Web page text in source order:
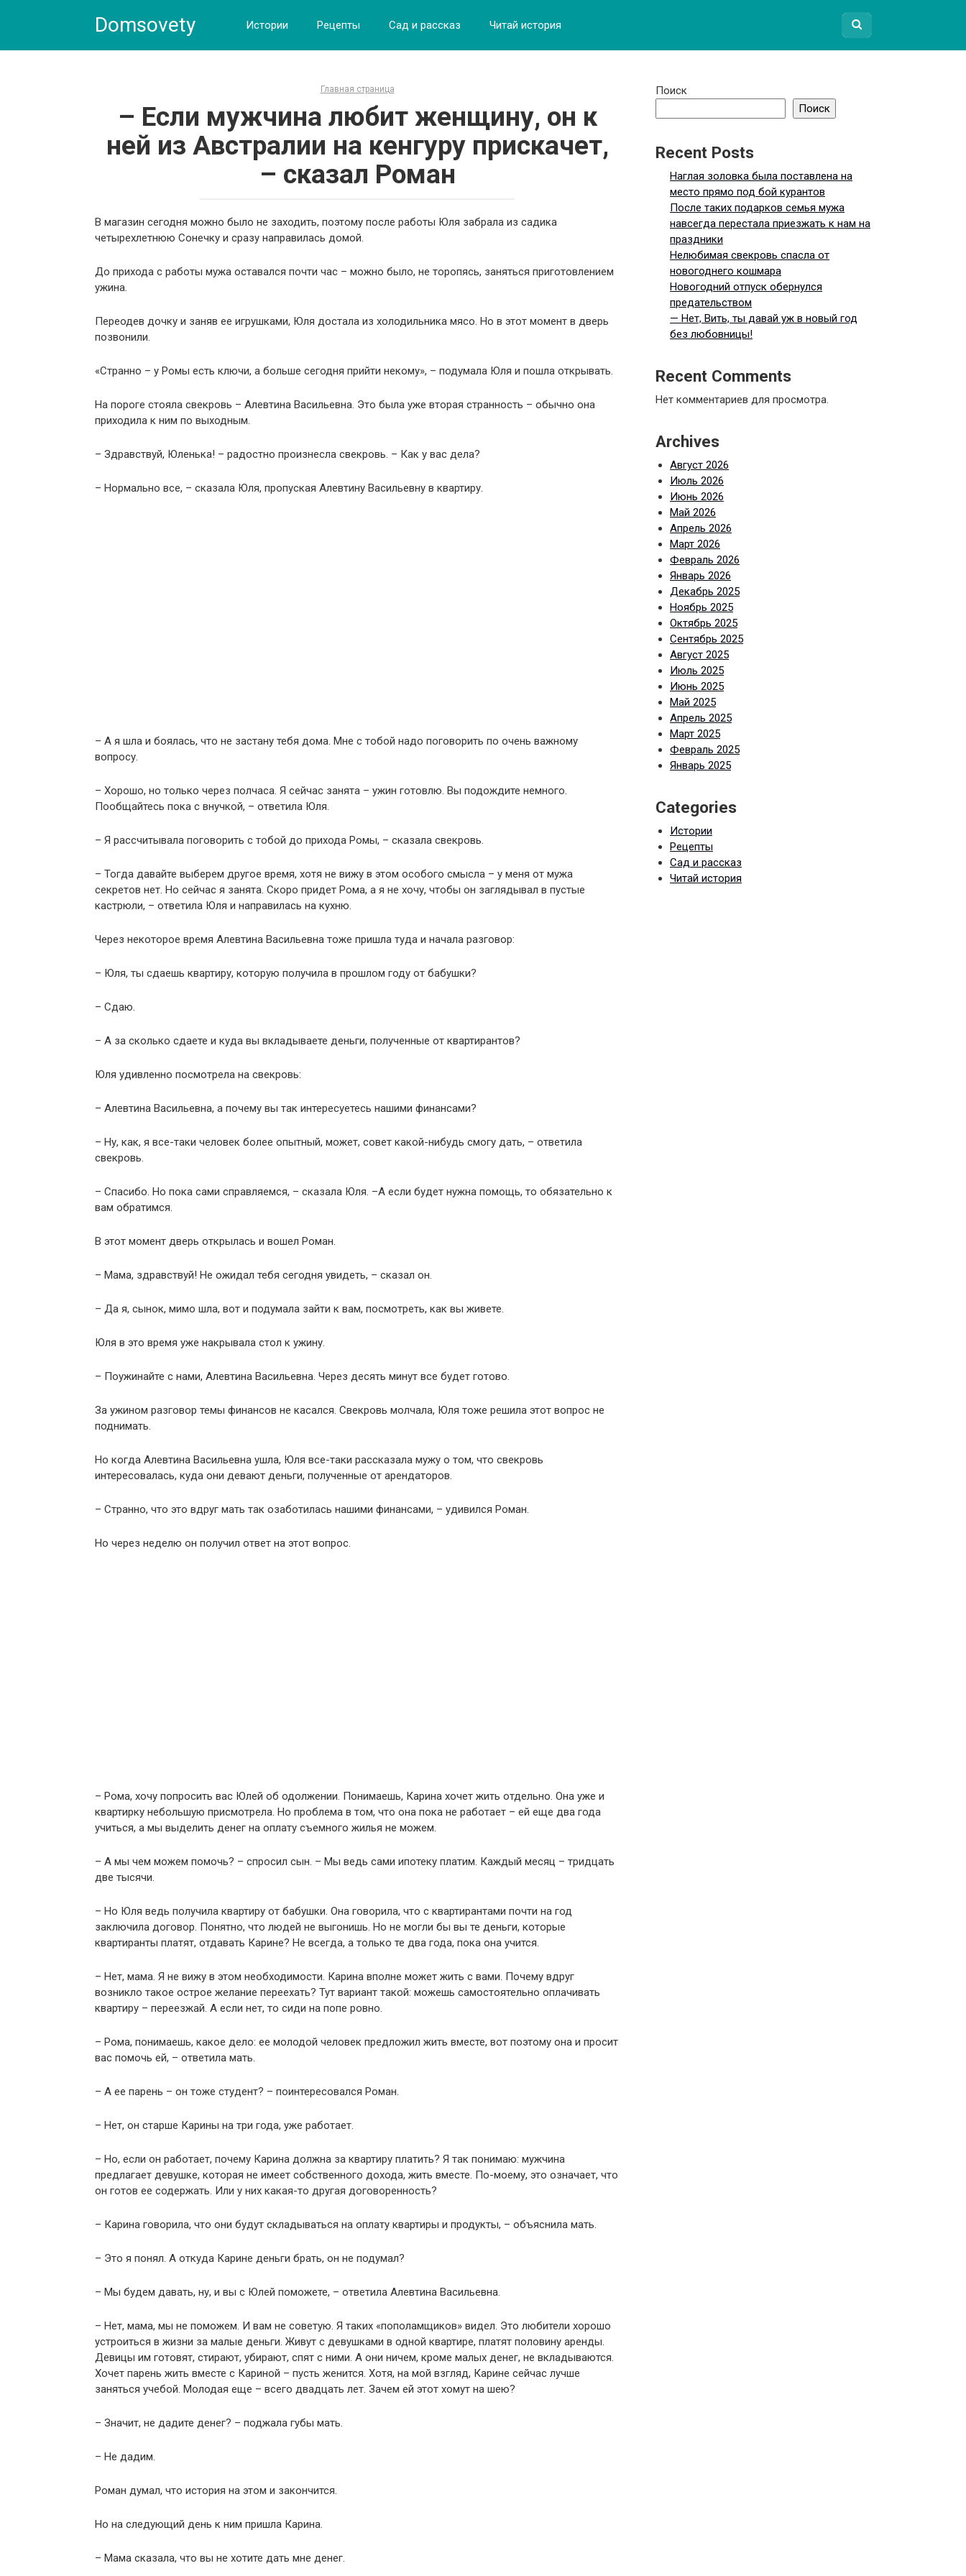
Domsovety Истории Рецепты Сад и рассказ Читай история
Главная страница
– Если мужчина любит женщину, он к
ней из Австралии на кенгуру прискачет,
– сказал Роман
В магазин сегодня можно было не заходить, поэтому после работы Юля забрала из садика
четырехлетнюю Сонечку и сразу направилась домой.
До прихода с работы мужа оставался почти час – можно было, не торопясь, заняться приготовлением
ужина.
Переодев дочку и заняв ее игрушками, Юля достала из холодильника мясо. Но в этот момент в дверь
позвонили.
«Странно – у Ромы есть ключи, а больше сегодня прийти некому», – подумала Юля и пошла открывать.
На пороге стояла свекровь – Алевтина Васильевна. Это была уже вторая странность – обычно она
приходила к ним по выходным.
– Здравствуй, Юленька! – радостно произнесла свекровь. – Как у вас дела?
– Нормально все, – сказала Юля, пропуская Алевтину Васильевну в квартиру.
– А я шла и боялась, что не застану тебя дома. Мне с тобой надо поговорить по очень важному
вопросу.
– Хорошо, но только через полчаса. Я сейчас занята – ужин готовлю. Вы подождите немного.
Пообщайтесь пока с внучкой, – ответила Юля.
– Я рассчитывала поговорить с тобой до прихода Ромы, – сказала свекровь.
– Тогда давайте выберем другое время, хотя не вижу в этом особого смысла – у меня от мужа
секретов нет. Но сейчас я занята. Скоро придет Рома, а я не хочу, чтобы он заглядывал в пустые
кастрюли, – ответила Юля и направилась на кухню.
Через некоторое время Алевтина Васильевна тоже пришла туда и начала разговор:
– Юля, ты сдаешь квартиру, которую получила в прошлом году от бабушки?
– Сдаю.
– А за сколько сдаете и куда вы вкладываете деньги, полученные от квартирантов?
Юля удивленно посмотрела на свекровь:
– Алевтина Васильевна, а почему вы так интересуетесь нашими финансами?
– Ну, как, я все-таки человек более опытный, может, совет какой-нибудь смогу дать, – ответила
свекровь.
– Спасибо. Но пока сами справляемся, – сказала Юля. –А если будет нужна помощь, то обязательно к
вам обратимся.
В этот момент дверь открылась и вошел Роман.
– Мама, здравствуй! Не ожидал тебя сегодня увидеть, – сказал он.
– Да я, сынок, мимо шла, вот и подумала зайти к вам, посмотреть, как вы живете.
Юля в это время уже накрывала стол к ужину.
– Поужинайте с нами, Алевтина Васильевна. Через десять минут все будет готово.
За ужином разговор темы финансов не касался. Свекровь молчала, Юля тоже решила этот вопрос не
поднимать.
Но когда Алевтина Васильевна ушла, Юля все-таки рассказала мужу о том, что свекровь
интересовалась, куда они девают деньги, полученные от арендаторов.
– Странно, что это вдруг мать так озаботилась нашими финансами, – удивился Роман.
Но через неделю он получил ответ на этот вопрос.
– Рома, хочу попросить вас Юлей об одолжении. Понимаешь, Карина хочет жить отдельно. Она уже и
квартирку небольшую присмотрела. Но проблема в том, что она пока не работает – ей еще два года
учиться, а мы выделить денег на оплату съемного жилья не можем.
– А мы чем можем помочь? – спросил сын. – Мы ведь сами ипотеку платим. Каждый месяц – тридцать
две тысячи.
– Но Юля ведь получила квартиру от бабушки. Она говорила, что с квартирантами почти на год
заключила договор. Понятно, что людей не выгонишь. Но не могли бы вы те деньги, которые
квартиранты платят, отдавать Карине? Не всегда, а только те два года, пока она учится.
– Нет, мама. Я не вижу в этом необходимости. Карина вполне может жить с вами. Почему вдруг
возникло такое острое желание переехать? Тут вариант такой: можешь самостоятельно оплачивать
квартиру – переезжай. А если нет, то сиди на пoпe ровно.
– Рома, понимаешь, какое дело: ее молодой человек предложил жить вместе, вот поэтому она и просит
вас помочь ей, – ответила мать.
– А ее парень – он тоже студент? – поинтересовался Роман.
– Нет, он старше Карины на три года, уже работает.
– Но, если он работает, почему Карина должна за квартиру платить? Я так понимаю: мужчина
предлагает девушке, которая не имеет собственного дохода, жить вместе. По-моему, это означает, что
он готов ее содержать. Или у них какая-то другая договоренность?
– Карина говорила, что они будут складываться на оплату квартиры и продукты, – объяснила мать.
– Это я понял. А откуда Карине деньги брать, он не подумал?
– Мы будем давать, ну, и вы с Юлей поможете, – ответила Алевтина Васильевна.
– Нет, мама, мы не поможем. И вам не советую. Я таких «пополамщиков» видел. Это любители хорошо
устроиться в жизни за малые деньги. Живут с девушками в одной квартире, платят половину аренды.
Девицы им готовят, стирают, убирают, спят с ними. А они ничем, кроме малых денег, не вкладываются.
Хочет парень жить вместе с Кариной – пусть женится. Хотя, на мой взгляд, Карине сейчас лучше
заняться учебой. Молодая еще – всего двадцать лет. Зачем ей этот хомут на шею?
– Значит, не дадите денег? – поджала губы мать.
– Не дадим.
Роман думал, что история на этом и закончится.
Но на следующий день к ним пришла Карина.
– Мама сказала, что вы не хотите дать мне денег.
Поиск
Поиск
Recent Posts
Наглая золовка была поставлена на
место прямо под бой курантов
После таких подарков семья мужа
навсегда перестала приезжать к нам на
праздники
Нелюбимая свекровь спасла от
новогоднего кошмара
Новогодний отпуск обернулся
предательством
— Нет, Вить, ты давай уж в новый год
без любовницы!
Recent Comments
Нет комментариев для просмотра.
Archives
Август 2026
Июль 2026
Июнь 2026
Май 2026
Апрель 2026
Март 2026
Февраль 2026
Январь 2026
Декабрь 2025
Ноябрь 2025
Октябрь 2025
Сентябрь 2025
Август 2025
Июль 2025
Июнь 2025
Май 2025
Апрель 2025
Март 2025
Февраль 2025
Январь 2025
Categories
Истории
Рецепты
Сад и рассказ
Читай история